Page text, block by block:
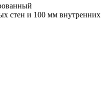
стен и 100 мм внутренних